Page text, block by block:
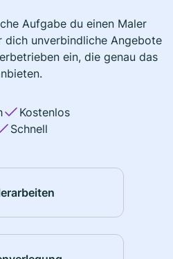
Aufgabe du einen Maler
unverbindliche Angebote
ein, die genau das
Kostenlos
Schnell